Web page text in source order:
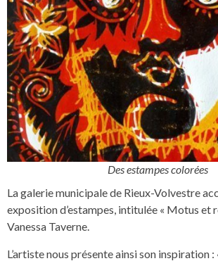
Des estampes colorées
La galerie municipale de Rieux-Volvestre
exposition d’estampes, intitulée « Motus et
Vanessa Taverne.
L’artiste nous présente ainsi son inspiration